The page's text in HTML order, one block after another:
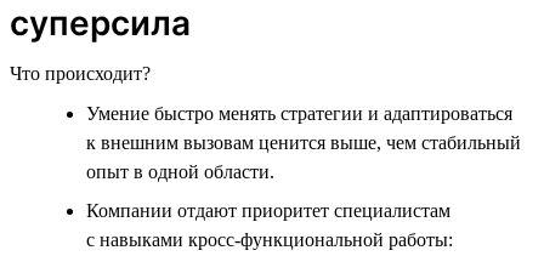
суперсила
Что происходит?
Умение быстро менять стратегии и адаптироваться
к внешним вызовам ценится выше, чем стабильный
опыт в одной области.
Компании отдают приоритет специалистам
с навыками кросс-функциональной работы: